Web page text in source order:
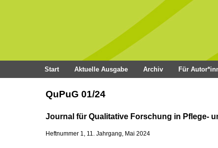
Start Aktuelle Ausgabe Archiv Für
QuPuG 01/24
Journal für Qualitative Forschung in Pflege-
Heftnummer 1, 11. Jahrgang, Mai 2024